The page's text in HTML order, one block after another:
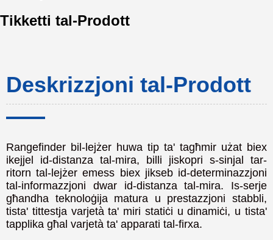
Tikketti tal-Prodott
Deskrizzjoni tal-Prodott
Rangefinder bil-lejżer huwa tip ta' tagħmir użat biex
ikejjel id-distanza tal-mira, billi jiskopri s-sinjal tar-
ritorn tal-lejżer emess biex jikseb id-determinazzjoni
tal-informazzjoni dwar id-distanza tal-mira. Is-serje
għandha teknoloġija matura u prestazzjoni stabbli,
tista' tittestja varjetà ta' miri statiċi u dinamiċi, u tista'
tapplika għal varjetà ta' apparati tal-firxa.